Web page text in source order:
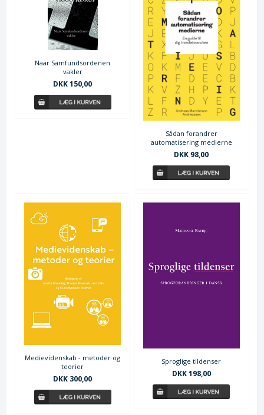
Naar Samfundsordenen
vakler
DKK 150,00
Sådan forandrer
automatisering medierne
DKK 98,00
Medievidenskab - metoder og
teorier
DKK 300,00
Sproglige tildenser
DKK 198,00